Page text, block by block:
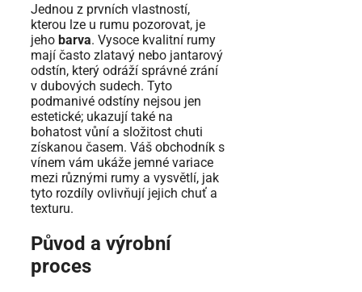
Jednou z prvních vlastností,
kterou lze u rumu pozorovat, je
jeho barva. Vysoce kvalitní rumy
mají často zlatavý nebo jantarový
odstín, který odráží správné zrání
v dubových sudech. Tyto
podmanivé odstíny nejsou jen
estetické; ukazují také na
bohatost vůní a složitost chuti
získanou časem. Váš obchodník s
vínem vám ukáže jemné variace
mezi různými rumy a vysvětlí, jak
tyto rozdíly ovlivňují jejich chuť a
texturu.
Původ a výrobní
proces